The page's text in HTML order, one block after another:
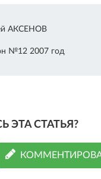
АКСЕНОВ
№12 2007 год
ЭТА СТАТЬЯ?